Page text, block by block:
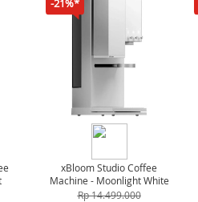
-21%*
xBloom Studio Coffee
Machine - Moonlight White
Rp 14.499.000